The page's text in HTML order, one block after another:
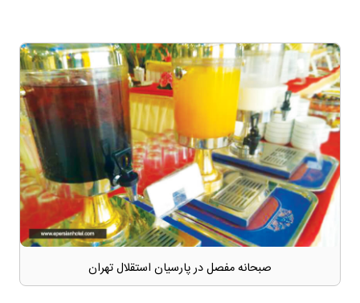
صبحانه مفصل در پارسیان استقلال تهران